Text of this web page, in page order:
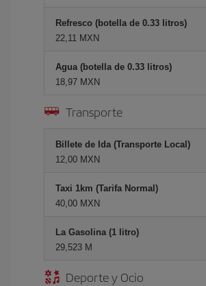
Refresco (botella de 0.33 litros)
22,11 MXN
Agua (botella de 0.33 litros)
18,97 MXN
Transporte
Billete de Ida (Transporte Local)
12,00 MXN
Taxi 1km (Tarifa Normal)
40,00 MXN
La Gasolina (1 litro)
29,523 M
Deporte y Ocio